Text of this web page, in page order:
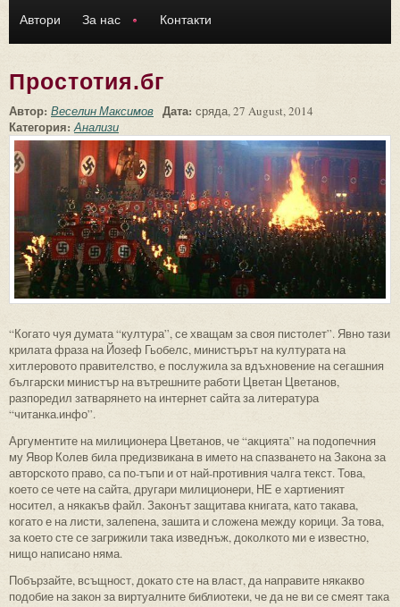
Автори За нас Контакти
Простотия.бг
Автор: Веселин Максимов Дата: сряда, 27 August, 2014
Категория:Анализи
“Когато чуя думата “култура”, се хващам за своя пистолет”. Явно тази
крилата фраза на Йозеф Гьобелс, министърът на културата на
хитлеровото правителство, е послужила за вдъхновение на сегашния
български министър на вътрешните работи Цветан Цветанов,
разпоредил затварянето на интернет сайта за литература
“читанка.инфо”.
Аргументите на милиционера Цветанов, че “акцията” на подопечния
му Явор Колев била предизвикана в името на спазването на Закона за
авторското право, са по-тъпи и от най-противния чалга текст. Това,
което се чете на сайта, другари милиционери, НЕ е хартиеният
носител, а някакъв файл. Законът защитава книгата, като такава,
когато е на листи, залепена, зашита и сложена между корици. За това,
за което сте се загрижили така изведнъж, доколкото ми е известно,
нищо написано няма.
Побързайте, всъщност, докато сте на власт, да направите някакво
подобие на закон за виртуалните библиотеки, че да не ви се смеят така